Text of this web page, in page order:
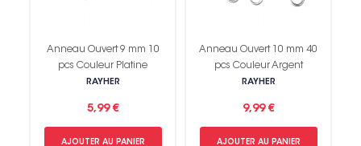
Anneau Ouvert 9 mm 10
pcs Couleur Platine
RAYHER
5,99 €
AJOUTER AU PANIER
Anneau Ouvert 10 mm 40
pcs Couleur Argent
RAYHER
9,99 €
AJOUTER AU PANIER